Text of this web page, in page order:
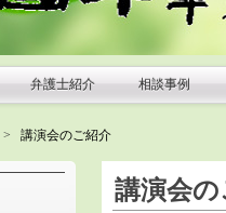
弁護士紹介 相談事例
> 講演会のご紹介
講演会